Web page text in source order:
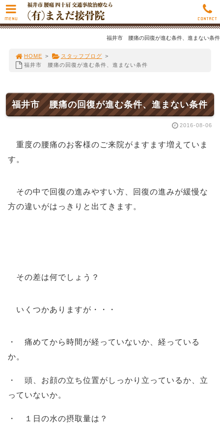
福井市 腰痛の回復が進む条件、進まない条件
HOME > スタッフブログ >
福井市 腰痛の回復が進む条件、進まない条件
福井市 腰痛の回復が進む条件、進まない条件
2016-08-06
重度の腰痛のお客様のご来院がますます増えていま
す。
その中で回復の進みやすい方、回復の進みが緩慢な
方の違いがはっきりと出てきます。
その差は何でしょう？
いくつかありますが・・・
・ 痛めてから時間が経っていないか、経っている
か。
・ 頭、お顔の立ち位置がしっかり立っているか、立
っていないか。
・ １日の水の摂取量は？
MENU CONTACT